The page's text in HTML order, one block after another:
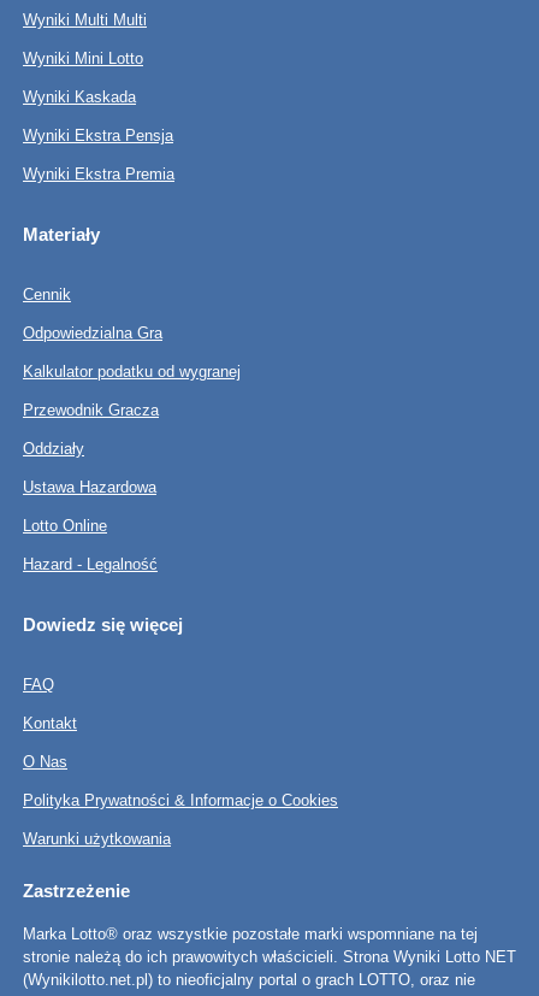
Wyniki Multi Multi
Wyniki Mini Lotto
Wyniki Kaskada
Wyniki Ekstra Pensja
Wyniki Ekstra Premia
Materiały
Cennik
Odpowiedzialna Gra
Kalkulator podatku od wygranej
Przewodnik Gracza
Oddziały
Ustawa Hazardowa
Lotto Online
Hazard - Legalność
Dowiedz się więcej
FAQ
Kontakt
O Nas
Polityka Prywatności & Informacje o Cookies
Warunki użytkowania
Zastrzeżenie
Marka Lotto® oraz wszystkie pozostałe marki wspomniane na tej
stronie należą do ich prawowitych właścicieli. Strona Wyniki Lotto NET
(Wynikilotto.net.pl) to nieoficjalny portal o grach LOTTO, oraz nie